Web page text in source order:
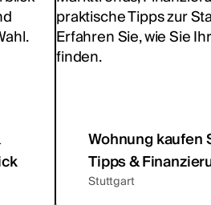
Wohnung kaufen
Tipps &
Stuttgart